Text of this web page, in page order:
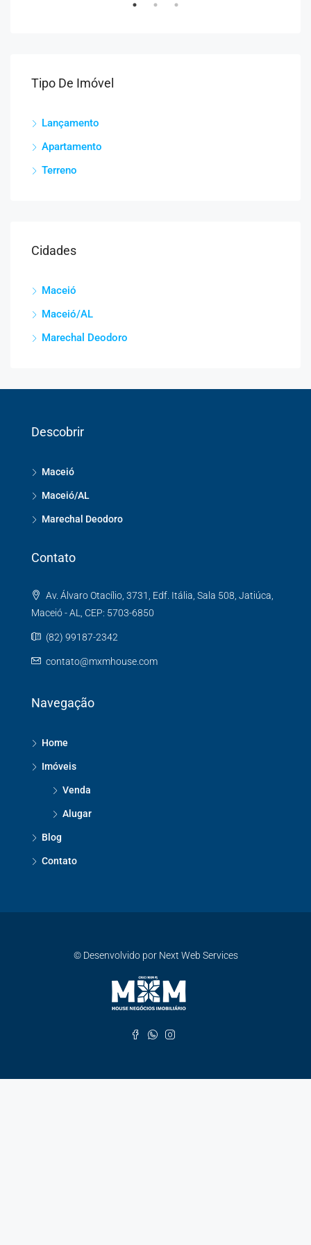
Tipo De Imóvel
Lançamento
Apartamento
Terreno
Cidades
Maceió
Maceió/AL
Marechal Deodoro
Descobrir
Maceió
Maceió/AL
Marechal Deodoro
Contato
Av. Álvaro Otacílio, 3731, Edf. Itália, Sala 508, Jatiúca,
Maceió - AL, CEP: 5703-6850
(82) 99187-2342
contato@mxmhouse.com
Navegação
Home
Imóveis
Venda
Alugar
Blog
Contato
© Desenvolvido por Next Web Services